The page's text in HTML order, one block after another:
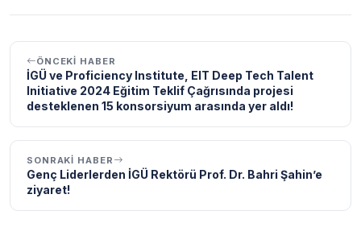
ÖNCEKI HABER
İGÜ ve Proficiency Institute, EIT Deep Tech Talent
Initiative 2024 Eğitim Teklif Çağrısında projesi
desteklenen 15 konsorsiyum arasında yer aldı!
SONRAKI HABER
Genç Liderlerden İGÜ Rektörü Prof. Dr. Bahri Şahin’e
ziyaret!